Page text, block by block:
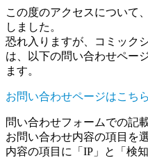
この度のアクセスについて
しました。
恐れ入りますが、コミック
は、以下の問い合わせペー
ます。
お問い合わせページはこち
問い合わせフォームでの記
お問い合わせ内容の項目を
内容の項目に「IP」と「検